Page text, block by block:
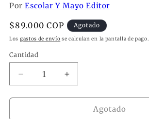
PorEscolar Y Mayo Editor
Precio
habitual
$89.000 COP Agotado
Los gastos de envío se calculan en la pantalla de pago.
Cantidad
Reducir
cantidad
para
Aumentar
cantidad
para
Agotado